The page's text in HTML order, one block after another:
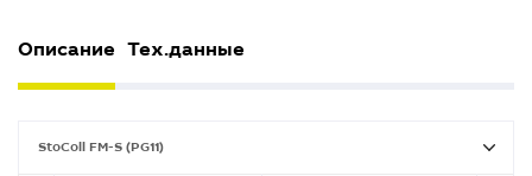
Описание Тех.данные
StoColl FM-S (PG11)